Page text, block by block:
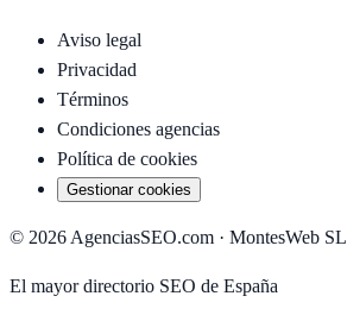
Aviso legal
Privacidad
Términos
Condiciones agencias
Política de cookies
Gestionar cookies
© 2026 AgenciasSEO.com · MontesWeb SL
El mayor directorio SEO de España